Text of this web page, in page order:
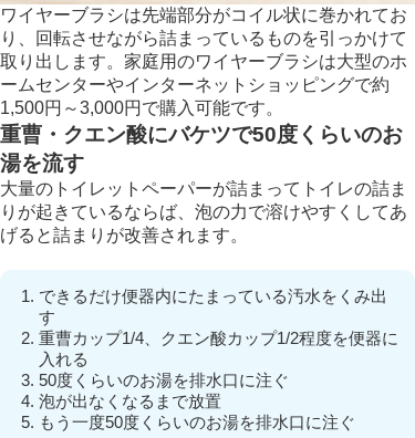
ワイヤーブラシは先端部分がコイル状に巻かれてお
り、回転させながら詰まっているものを引っかけて
取り出します。家庭用のワイヤーブラシは大型のホ
ームセンターやインターネットショッピングで約
1,500円～3,000円で購入可能です。
重曹・クエン酸にバケツで50度くらいのお
湯を流す
大量のトイレットペーパーが詰まってトイレの詰ま
りが起きているならば、泡の力で溶けやすくしてあ
げると詰まりが改善されます。
できるだけ便器内にたまっている汚水をくみ出
す
重曹カップ1/4、クエン酸カップ1/2程度を便器に
入れる
50度くらいのお湯を排水口に注ぐ
泡が出なくなるまで放置
もう一度50度くらいのお湯を排水口に注ぐ